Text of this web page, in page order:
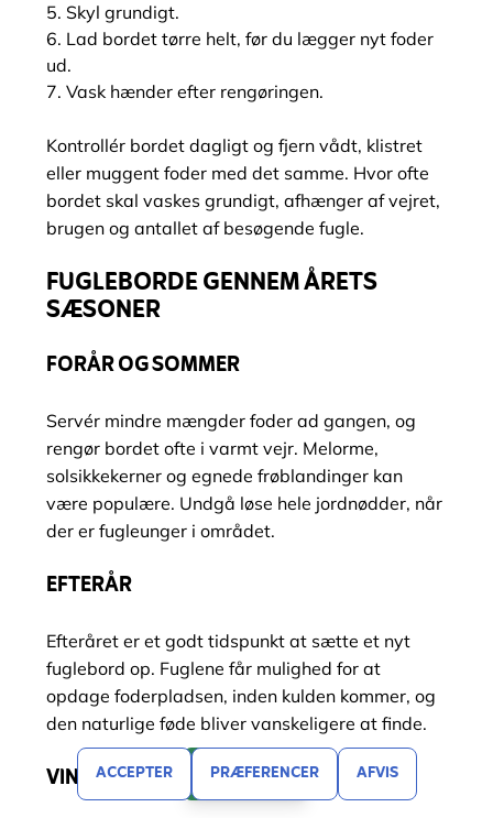
ACCEPTER PRÆFERENCER AFVIS
FILTRER
Skyl grundigt.
Lad bordet tørre helt, før du lægger nyt foder
ud.
Vask hænder efter rengøringen.
Kontrollér bordet dagligt og fjern vådt, klistret
eller muggent foder med det samme. Hvor ofte
bordet skal vaskes grundigt, afhænger af vejret,
brugen og antallet af besøgende fugle.
FUGLEBORDE GENNEM ÅRETS
SÆSONER
FORÅR OG SOMMER
Servér mindre mængder foder ad gangen, og
rengør bordet ofte i varmt vejr. Melorme,
solsikkekerner og egnede frøblandinger kan
være populære. Undgå løse hele jordnødder, når
der er fugleunger i området.
EFTERÅR
Efteråret er et godt tidspunkt at sætte et nyt
fuglebord op. Fuglene får mulighed for at
opdage foderpladsen, inden kulden kommer, og
den naturlige føde bliver vanskeligere at finde.
VINTER